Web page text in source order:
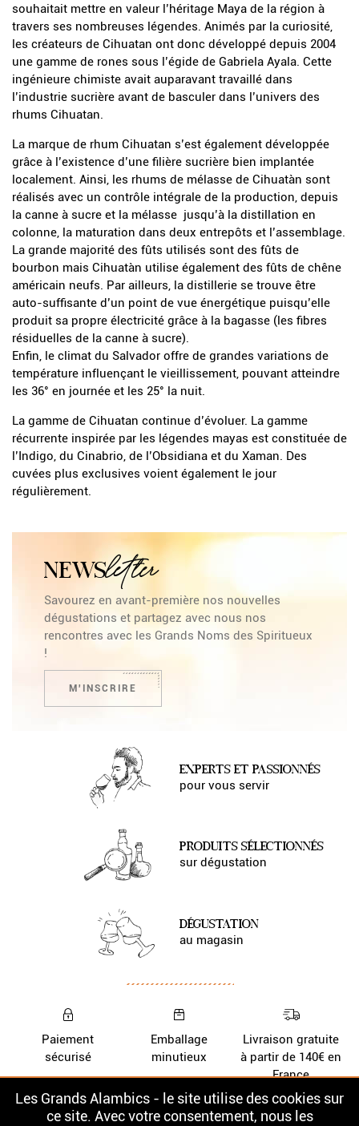
souhaitait mettre en valeur l’héritage Maya de la région à
travers ses nombreuses légendes. Animés par la curiosité,
les créateurs de Cihuatan ont donc développé depuis 2004
une gamme de rones sous l’égide de Gabriela Ayala. Cette
ingénieure chimiste avait auparavant travaillé dans
l’industrie sucrière avant de basculer dans l’univers des
rhums Cihuatan.
La marque de rhum Cihuatan s’est également développée
grâce à l’existence d’une filière sucrière bien implantée
localement. Ainsi, les rhums de mélasse de Cihuatàn sont
réalisés avec un contrôle intégrale de la production, depuis
la canne à sucre et la mélasse jusqu’à la distillation en
colonne, la maturation dans deux entrepôts et l’assemblage.
La grande majorité des fûts utilisés sont des fûts de
bourbon mais Cihuatàn utilise également des fûts de chêne
américain neufs. Par ailleurs, la distillerie se trouve être
auto-suffisante d’un point de vue énergétique puisqu’elle
produit sa propre électricité grâce à la bagasse (les fibres
résiduelles de la canne à sucre).
Enfin, le climat du Salvador offre de grandes variations de
température influençant le vieillissement, pouvant atteindre
les 36° en journée et les 25° la nuit.
La gamme de Cihuatan continue d’évoluer. La gamme
récurrente inspirée par les légendes mayas est constituée de
l’Indigo, du Cinabrio, de l’Obsidiana et du Xaman. Des
cuvées plus exclusives voient également le jour
régulièrement.
NEWSletter
Savourez en avant-première nos nouvelles
dégustations et partagez avec nous nos
rencontres avec les Grands Noms des Spiritueux
!
M'INSCRIRE
EXPERTS ET PASSIONNÉS
pour vous servir
PRODUITS SÉLECTIONNÉS
sur dégustation
DÉGUSTATION
au magasin
Paiement
sécurisé
Emballage
minutieux
Livraison gratuite
à partir de 140€ en
France
Nos Whiskys La cave
Les Grands Alambics - le site utilise des cookies sur
ce site. Avec votre consentement, nous les